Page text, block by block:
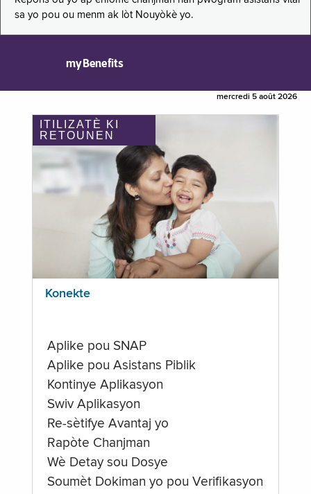
sa yo pou ou menm ak lòt Nouyòkè yo.
myBenefits
mercredi 5 août 2026
ITILIZATÈ KI
RETOUNEN
Konekte
Aplike pou SNAP
Aplike pou Asistans Piblik
Kontinye Aplikasyon
Swiv Aplikasyon
Re-sètifye Avantaj yo
Rapòte Chanjman
Wè Detay sou Dosye
Soumèt Dokiman yo pou Verifikasyon